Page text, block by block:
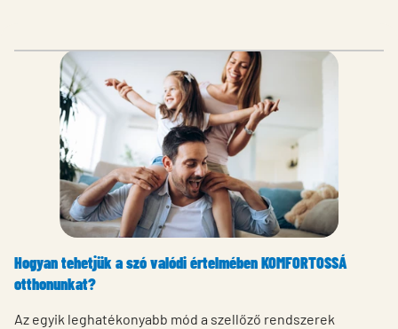
Hogyan tehetjük a szó valódi értelmében KOMFORTOSSÁ
otthonunkat?
Az egyik leghatékonyabb mód a szellőző rendszerek